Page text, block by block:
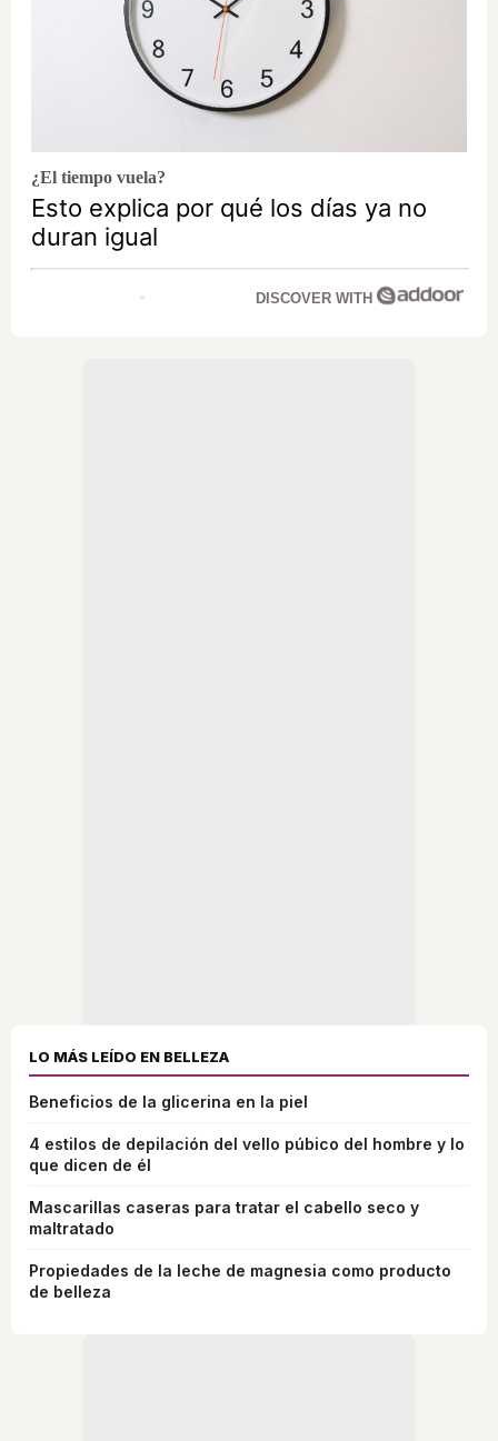
¿El tiempo vuela?
Esto explica por qué los días ya no
duran igual
DISCOVER WITH
LO MÁS LEÍDO EN BELLEZA
Beneficios de la glicerina en la piel
4 estilos de depilación del vello púbico del hombre y lo
que dicen de él
Mascarillas caseras para tratar el cabello seco y
maltratado
Propiedades de la leche de magnesia como producto
de belleza